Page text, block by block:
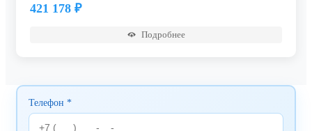
421 178 ₽
Подробнее
Телефон *